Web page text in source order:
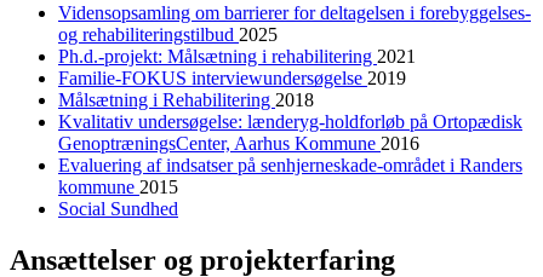
Vidensopsamling om barrierer for deltagelsen i forebyggelses-
og rehabiliteringstilbud 2025
Ph.d.-projekt: Målsætning i rehabilitering 2021
Familie-FOKUS interviewundersøgelse 2019
Målsætning i Rehabilitering 2018
Kvalitativ undersøgelse: lænderyg-holdforløb på Ortopædisk
GenoptræningsCenter, Aarhus Kommune 2016
Evaluering af indsatser på senhjerneskade-området i Randers
kommune 2015
Social Sundhed
Ansættelser og projekterfaring